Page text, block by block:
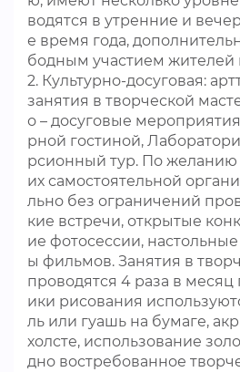
водятся в утренние и
е время года,
бодным участием жителей
2. Культурно-досуговая:
занятия в творческой
о – досуговые
рной гостиной,
рсионный тур. По желанию
их самостоятельной
льно без ограничений
кие встречи, открытые
ие фотосессии,
ы фильмов. Занятия в
проводятся 4 раза в
ики рисования
ль или гуашь на бумаге,
холсте, использование
дно востребованное